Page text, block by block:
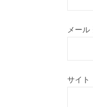
メール
サイト